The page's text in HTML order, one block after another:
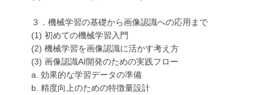
３．機械学習の基礎から画像認識への応用まで
(1) 初めての機械学習入門
(2) 機械学習を画像認識に活かす考え方
(3) 画像認識AI開発のための実践フロー
a. 効果的な学習データの準備
b. 精度向上のための特徴量設計